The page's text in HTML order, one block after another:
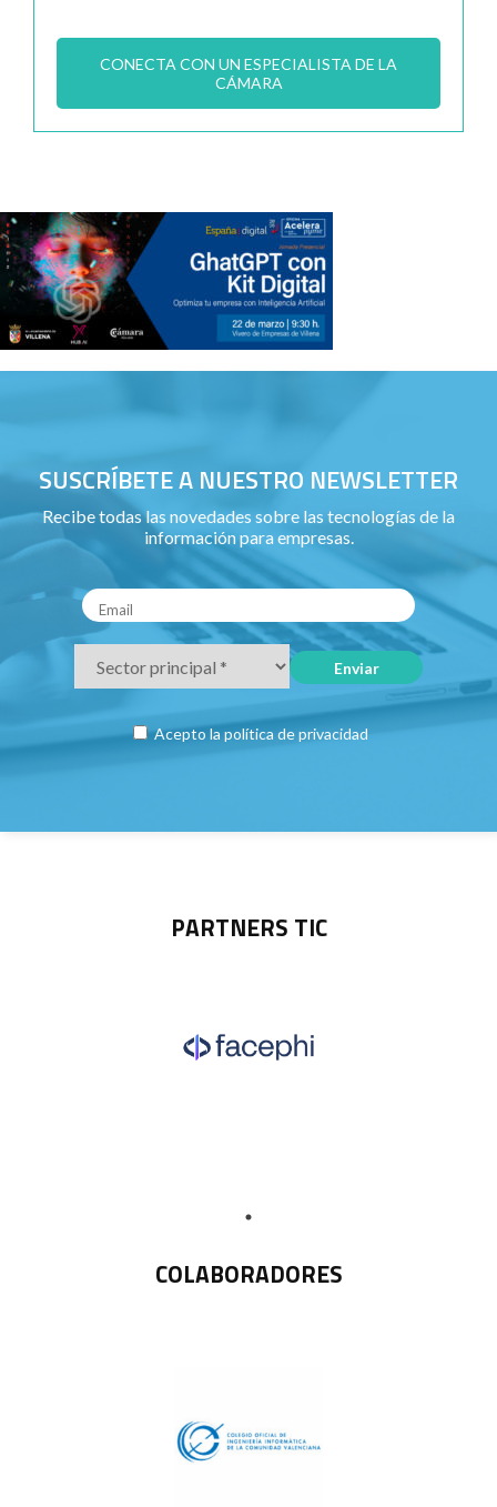
CONECTA CON UN ESPECIALISTA DE LA
CÁMARA
SUSCRÍBETE A NUESTRO NEWSLETTER
Recibe todas las novedades sobre las tecnologías de la
información para empresas.
Acepto la política de privacidad
PARTNERS TIC
COLABORADORES